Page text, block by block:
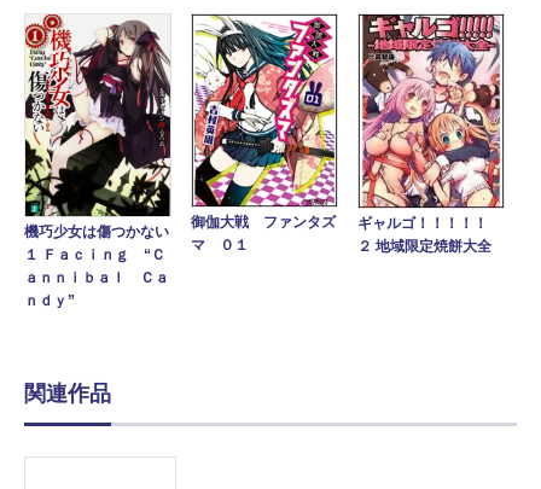
機巧少女は傷つかない
１ Ｆａｃｉｎｇ “Ｃ
ａｎｎｉｂａｌ Ｃａ
ｎｄｙ”
御伽大戦 ファンタズ
マ ０１
ギャルゴ！！！！！
２ 地域限定焼餅大全
関連作品